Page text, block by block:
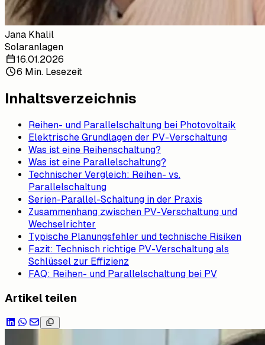
Jana Khalil
Solaranlagen
16.01.2026
6 Min. Lesezeit
Inhaltsverzeichnis
Reihen- und Parallelschaltung bei Photovoltaik
Elektrische Grundlagen der PV-Verschaltung
Was ist eine Reihenschaltung?
Was ist eine Parallelschaltung?
Technischer Vergleich: Reihen- vs.
Parallelschaltung
Serien-Parallel-Schaltung in der Praxis
Zusammenhang zwischen PV-Verschaltung und
Wechselrichter
Typische Planungsfehler und technische Risiken
Fazit: Technisch richtige PV-Verschaltung als
Schlüssel zur Effizienz
FAQ: Reihen- und Parallelschaltung bei PV
Artikel teilen